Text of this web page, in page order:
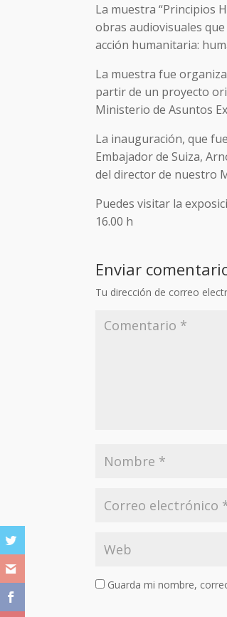
La muestra “Principios
obras audiovisuales
acción humanitaria:
La muestra fue
partir de un proyecto
Ministerio de Asuntos
La inauguración, que
Embajador de Suiza,
del director de nuestro
Puedes visitar la
16.00 h
Enviar
Tu dirección de correo
Guarda mi nombre,